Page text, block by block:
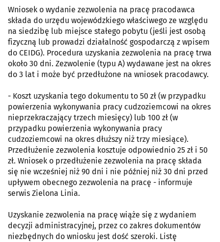
Wniosek o wydanie zezwolenia na pracę pracodawca
składa do urzędu wojewódzkiego właściwego ze względu
na siedzibę lub miejsce stałego pobytu (jeśli jest osobą
fizyczną lub prowadzi działalność gospodarczą z wpisem
do CEIDG). Procedura uzyskania zezwolenia na pracę trwa
około 30 dni. Zezwolenie (typu A) wydawane jest na okres
do 3 lat i może być przedłużone na wniosek pracodawcy.
- Koszt uzyskania tego dokumentu to 50 zł (w przypadku
powierzenia wykonywania pracy cudzoziemcowi na okres
nieprzekraczający trzech miesięcy) lub 100 zł (w
przypadku powierzenia wykonywania pracy
cudzoziemcowi na okres dłuższy niż trzy miesiące).
Przedłużenie zezwolenia kosztuje odpowiednio 25 zł i 50
zł. Wniosek o przedłużenie zezwolenia na pracę składa
się nie wcześniej niż 90 dni i nie później niż 30 dni przed
upływem obecnego zezwolenia na pracę - informuje
serwis Zielona Linia.
Uzyskanie zezwolenia na pracę wiąże się z wydaniem
decyzji administracyjnej, przez co zakres dokumentów
niezbędnych do wniosku jest dość szeroki. Listę